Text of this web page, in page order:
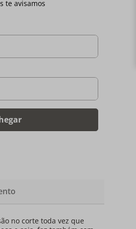
no corte toda vez que